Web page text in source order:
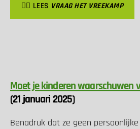
👉🏽 LEES VRAAG HET VREEKAMP
Moet je kinderen waarschuwen
(21 januari 2025)
Benadruk dat ze geen